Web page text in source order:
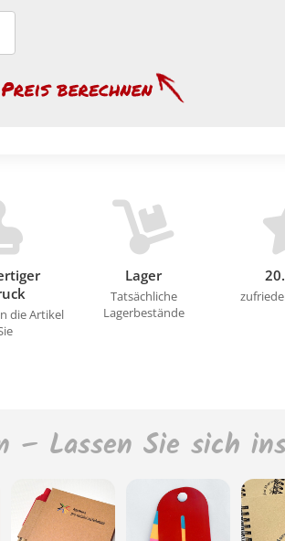
die Artikel
Lager
Tatsächliche
Lagerbestände
– Lassen Sie sich